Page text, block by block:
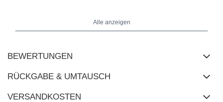
Alle anzeigen
BEWERTUNGEN
RÜCKGABE & UMTAUSCH
VERSANDKOSTEN